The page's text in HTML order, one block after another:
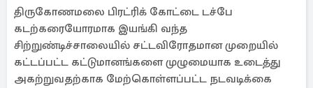
திருகோணமலை பிரட்ரிக் கோட்டை டச்பே
கடற்கரையோரமாக இயங்கி வந்த
சிற்றுண்டிச்சாலையில் சட்டவிரோதமான முறையில்
கட்டப்பட்ட கட்டுமானங்களை முழுமையாக உடைத்து
அகற்றுவதற்காக மேற்கொள்ளப்பட்ட நடவடிக்கை